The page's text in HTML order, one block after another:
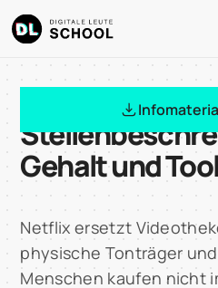
Product
Gehalt und
Netflix ersetzt
physische Tonträger
Menschen kaufen nicht